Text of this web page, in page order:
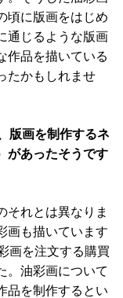
頃に版画をはじめ
通じるような版画
作品を描いている
たかもしれませ
版画を制作するネ
があったそうです
れとは異なりま
画も描いています
画を注文する購買
。油彩画について
品を制作するとい